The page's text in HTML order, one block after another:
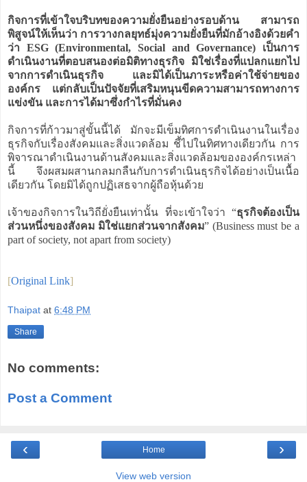
กิจการที่เข้าใจบริบทของความยั่งยืนอย่างรอบด้าน สามารถ
พิสูจน์ให้เห็นว่า การวางกลยุทธ์มุ่งความยั่งยืนที่มักอ้างอิงด้วยคำ
ว่า ESG (Environmental, Social and Governance) เป็นการ
ดำเนินงานที่ตอบสนองต่อมิติทางธุรกิจ มิใช่เรื่องที่แปลกแยกไป
จากการดำเนินธุรกิจ และมิได้เป็นภาระหรือค่าใช้จ่ายของ
องค์กร แต่กลับเป็นปัจจัยที่เสริมหนุนขีดความสามารถทางการ
แข่งขัน และการได้มาซึ่งกำไรที่มั่นคง
กิจการที่ก้าวมาสู่ขั้นนี้ได้ มักจะมีเข็มทิศการดำเนินงานในเรื่อง
ธุรกิจกับเรื่องสังคมและสิ่งแวดล้อม ชี้ไปในทิศทางเดียวกัน การ
พิจารณาดำเนินงานด้านสังคมและสิ่งแวดล้อมขององค์กรเหล่า
นี้ จึงผสมผสานกลมกลืนกับการดำเนินธุรกิจได้อย่างเป็นเนื้อ
เดียวกัน โดยมิได้ถูกปฏิเสธจากผู้ถือหุ้นด้วย
เจ้าของกิจการในวิถียั่งยืนเท่านั้น ที่จะเข้าใจว่า “ธุรกิจต้องเป็น
ส่วนหนึ่งของสังคม มิใช่แยกส่วนจากสังคม” (Business must be a
part of society, not apart from society)
[Original Link]
Thaipat at 6:48 PM
Share
No comments:
Post a Comment
‹ ›
Home
View web version